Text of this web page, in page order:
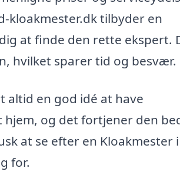
tilbyder en
at finde den rette ekspert.
hvilket sparer tid og besvær.
altid en god idé at have
og det fortjener den
at se efter en Kloakmester i
for.